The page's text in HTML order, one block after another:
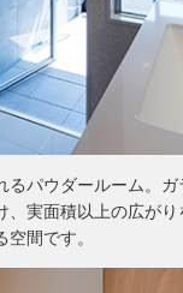
パウダールーム。
、実面積以上の広が
間です。